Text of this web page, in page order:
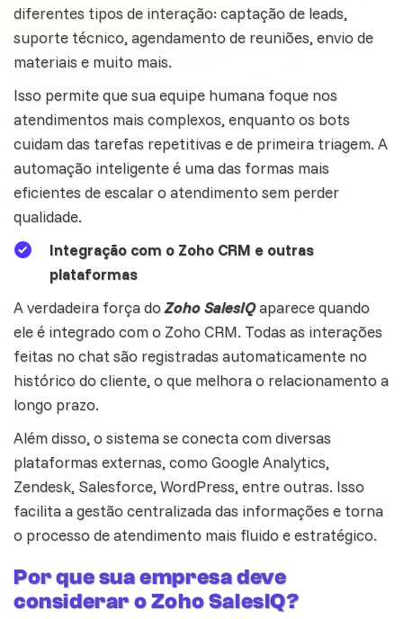
diferentes tipos de interação: captação de leads,
suporte técnico, agendamento de reuniões, envio de
materiais e muito mais.
Isso permite que sua equipe humana foque nos
atendimentos mais complexos, enquanto os bots
cuidam das tarefas repetitivas e de primeira triagem. A
automação inteligente é uma das formas mais
eficientes de escalar o atendimento sem perder
qualidade.
Integração com o Zoho CRM e outras
plataformas
A verdadeira força doZoho SalesIQaparece quando
ele é integrado com o Zoho CRM. Todas as interações
feitas no chat são registradas automaticamente no
histórico do cliente, o que melhora o relacionamento a
longo prazo.
Além disso, o sistema se conecta com diversas
plataformas externas, como Google Analytics,
Zendesk, Salesforce, WordPress, entre outras. Isso
facilita a gestão centralizada das informações e torna
o processo de atendimento mais fluido e estratégico.
Por que sua empresa deve
considerar o Zoho SalesIQ?